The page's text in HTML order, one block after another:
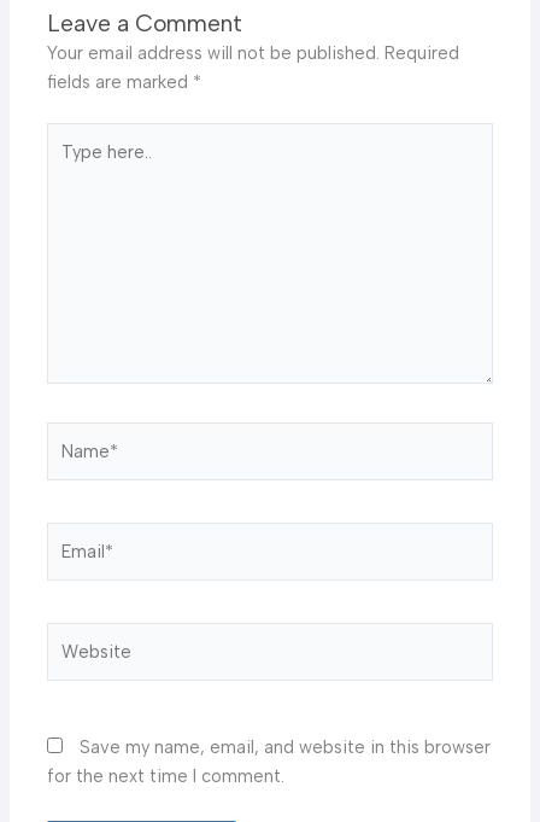
Leave a Comment
Your email address will not be published. Required
fields are marked *
here..
Save my name, email, and website in this browser
for the next time I comment.